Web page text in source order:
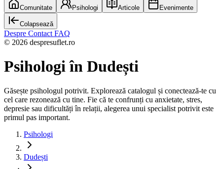
Comunitate Psihologi Articole Evenimente
Colapsează
Despre Contact FAQ
© 2026 despresuflet.ro
Psihologiîn Dudești
Găsește psihologul potrivit. Explorează catalogul și conectează-te cu
cel care rezonează cu tine. Fie că te confrunți cu anxietate, stres,
depresie sau dificultăți în relații, alegerea unui specialist potrivit este
primul pas important.
Psihologi
Dudești